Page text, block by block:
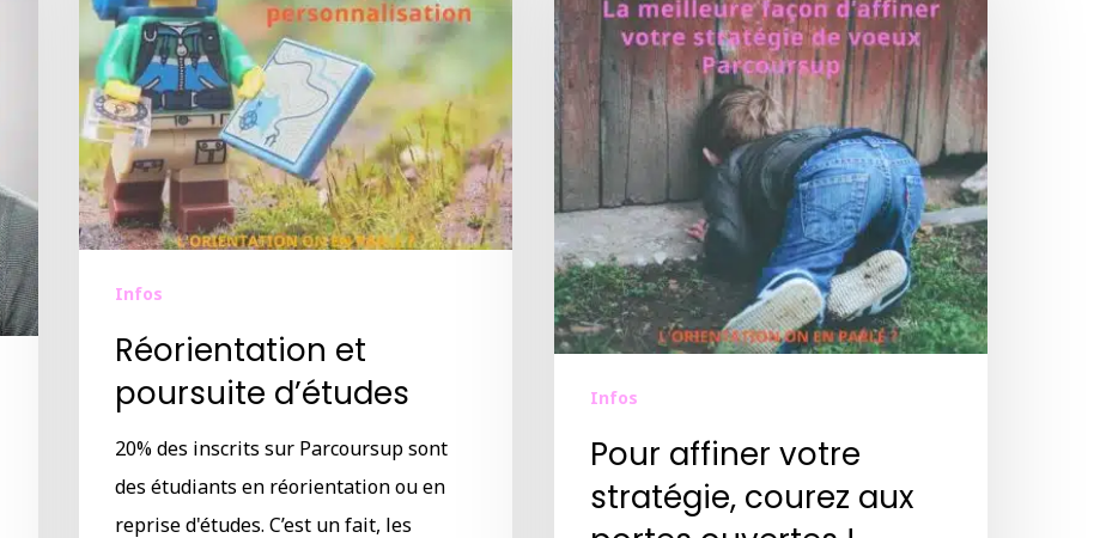
Infos
Réorientation et
poursuite d’études
20% des inscrits sur Parcoursup sont
des étudiants en réorientation ou en
reprise d'études. C’est un fait, les
Infos
Pour affiner votre
stratégie, courez aux